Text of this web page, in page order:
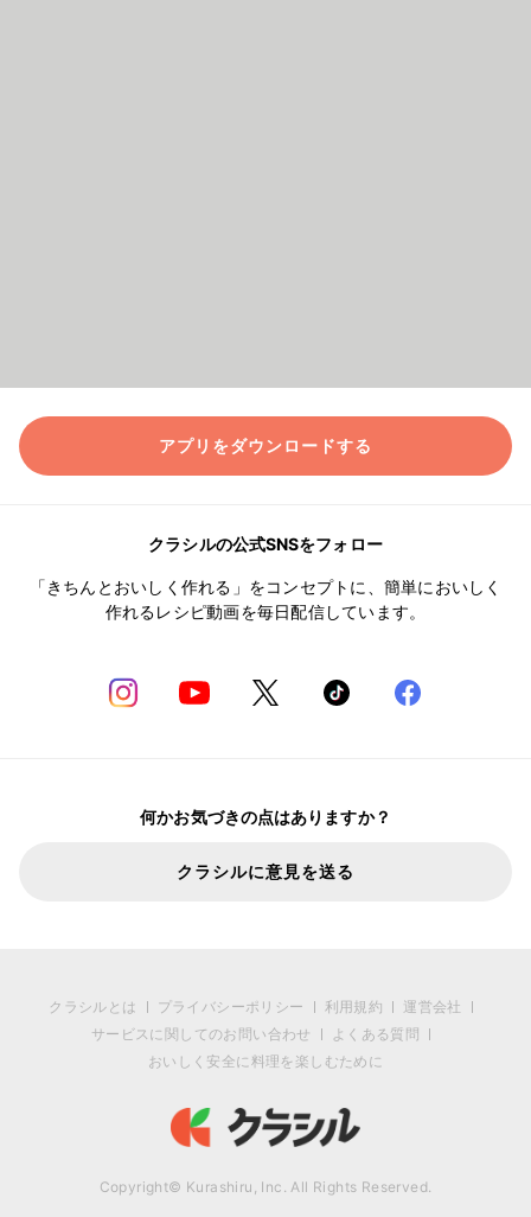
アプリをダウンロードする
クラシルの公式SNSをフォロー
「きちんとおいしく作れる」をコンセプトに、簡単においしく
作れるレシピ動画を毎日配信しています。
何かお気づきの点はありますか？
クラシルに意見を送る
クラシルとは プライバシーポリシー 利用規約
運営会社
サービスに関してのお問い合わせ
よくある質問
おいしく安全に料理を楽しむために
Copyright© Kurashiru, Inc. All Rights Reserved.